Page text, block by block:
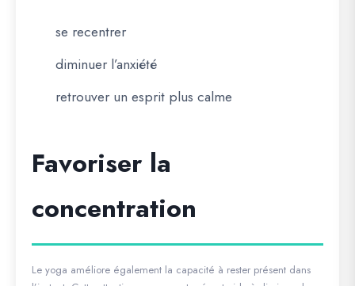
se recentrer
diminuer l’anxiété
retrouver un esprit plus calme
Favoriser la
concentration
Le yoga améliore également la capacité à rester présent dans